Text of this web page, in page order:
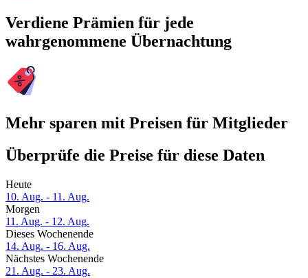
Verdiene Prämien für jede
wahrgenommene Übernachtung
Mehr sparen mit Preisen für Mitglieder
Überprüfe die Preise für diese Daten
Heute
10. Aug. - 11. Aug.
Morgen
11. Aug. - 12. Aug.
Dieses Wochenende
14. Aug. - 16. Aug.
Nächstes Wochenende
21. Aug. - 23. Aug.